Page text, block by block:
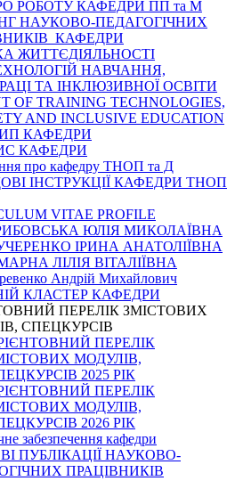
РОБОТУ КАФЕДРИ ПП та М
НАУКОВО-ПЕДАГОГІЧНИХ
КАФЕДРИ
ЖИТТЄДІЯЛЬНОСТІ
НАВЧАННЯ,
ТА ІНКЛЮЗИВНОЇ ОСВІТИ
OF TRAINING TECHNOLOGIES,
AND INCLUSIVE EDUCATION
КАФЕДРИ
КАФЕДРИ
про кафедру ТНОП та Д
ІНСТРУКЦІЇ КАФЕДРИ ТНОП
VITAE PROFILE
ЮЛІЯ МИКОЛАЇВНА
ІРИНА АНАТОЛІЇВНА
ЛІЛІЯ ВІТАЛІЇВНА
Андрій Михайлович
КЛАСТЕР КАФЕДРИ
ПЕРЕЛІК ЗМІСТОВИХ
СПЕЦКУРСІВ
ПЕРЕЛІК
МОДУЛІВ,
2025 РІК
ПЕРЕЛІК
МОДУЛІВ,
2026 РІК
забезпечення кафедри
ПУБЛІКАЦІЇ НАУКОВО-
ПРАЦІВНИКІВ